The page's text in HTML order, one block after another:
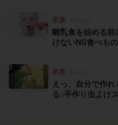
離乳食を始める前
けないNG食べも
えっ、自分で作
る♪手作り虫よけ